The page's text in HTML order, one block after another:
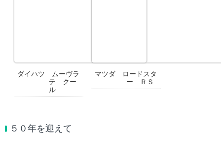
ダイハツ ムーヴラ
テ クー
ル
マツダ ロードスタ
ー ＲＳ
５０年を迎えて